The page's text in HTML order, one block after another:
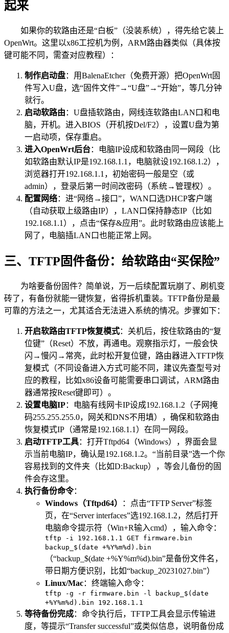
起来
如果你的软路由还是“白板”（没装系统），得先给它装上
OpenWrt。这里以x86工控机为例，ARM路由器类似（具体按
键可能不同，需查对应教程）：
制作启动盘：用BalenaEtcher（免费开源）把OpenWrt固
件写入U盘，选“固件文件”→“U盘”→“开始”，等几分钟
就行。
启动软路由 ：U盘插软路由，网线连软路由LAN口和电
脑，开机。进入BIOS（开机按Del/F2），设置U盘为第
一启动项，保存重启。
进入OpenWrt后台：电脑IP设成和软路由同一网段（比
如软路由默认IP是192.168.1.1，电脑就设192.168.1.2），
浏览器打开192.168.1.1，初始密码一般是空（或
admin），登录后第一时间改密码（系统→管理权）。
配置网络：进“网络→接口”，WAN口选DHCP客户端
（自动获取上级路由IP），LAN口保持静态IP（比如
192.168.1.1），点击“保存&应用”。此时软路由应该能上
网了，电脑插LAN口也能正常上网。
三、TFTP固件备份：给软路由“买保险”
为啥要备份固件？简单说，万一后续配置玩崩了、刷机变
砖了，有备份就能一键恢复，省得拆机重装。TFTP备份是最
可靠的方法之一，尤其适合无法进入系统的情况。步骤如下：
开启软路由TFTP恢复模式：关机后，按住软路由的“复
位键”（Reset）不放，再通电。观察指示灯，一般会快
闪→慢闪→常亮，此时松开复位键，路由器进入TFTP恢
复模式（不同设备进入方式可能不同，建议先查型号对
应的教程，比如x86设备可能需要串口调试，ARM路由
器通常按Reset键即可）。
设置电脑IP：电脑有线网卡IP设成192.168.1.2（子网掩
码255.255.255.0，网关和DNS不用填），确保和软路由
恢复模式IP（通常是192.168.1.1）在同一网段。
启动TFTP工具：打开Tftpd64（Windows），界面会显
示当前电脑IP，确认是192.168.1.2。“当前目录”选一个你
容易找到的文件夹（比如D:Backup），等会儿备份的固
件会存这里。
执行备份命令：
Windows（Tftpd64）
：点击“TFTP Server”标签
页，在“Server interfaces”选192.168.1.2，然后打开
电脑命令提示符（Win+R输入cmd），输入命令：
tftp -i 192.168.1.1 GET firmware.bin
backup_$(date +%Y%m%d).bin
（“backup_$(date +%Y%m%d).bin”是备份文件名，
带日期方便识别，比如“backup_20231027.bin”）
Linux/Mac：终端输入命令：
tftp -g -r firmware.bin -l backup_$(date
+%Y%m%d).bin 192.168.1.1
等待备份完成：命令执行后，TFTP工具会显示传输进
度，等提示“Transfer successful”或类似信息，说明备份成